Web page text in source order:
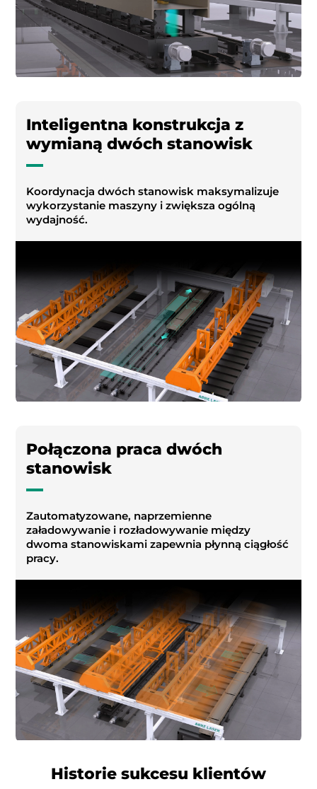
Inteligentna konstrukcja z
wymianą dwóch stanowisk
Koordynacja dwóch stanowisk maksymalizuje
wykorzystanie maszyny i zwiększa ogólną
wydajność.
Połączona praca dwóch
stanowisk
Zautomatyzowane, naprzemienne
załadowywanie i rozładowywanie między
dwoma stanowiskami zapewnia płynną ciągłość
pracy.
Historie sukcesu klientów